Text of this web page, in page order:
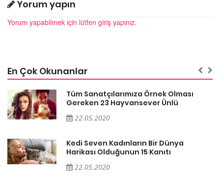
Yorum yapın
Yorum yapabilmek için lütfen giriş yapınız.
En Çok Okunanlar
Tüm Sanatçılarımıza Örnek Olması
Gereken 23 Hayvansever Ünlü
22.05.2020
Kedi Seven Kadınların Bir Dünya
Harikası Olduğunun 15 Kanıtı
22.05.2020